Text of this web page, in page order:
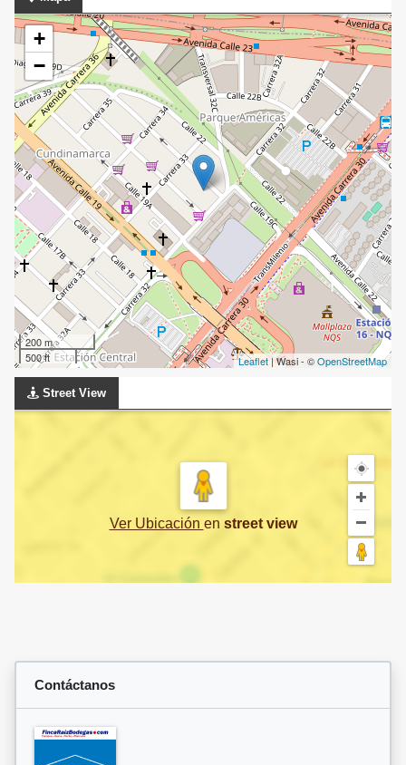
+
−
200 m
500 ft
Leaflet | Wasi - ©OpenStreetMap
Street View
Ver Ubicación en street view
Contáctanos